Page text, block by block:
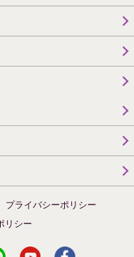
プライバシーポリシー
リシー